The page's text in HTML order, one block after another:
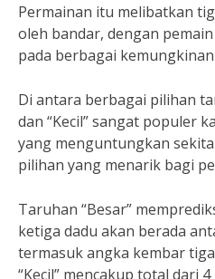
Permainan itu melibatkan
oleh bandar, dengan
pada berbagai
Di antara berbagai pilihan
dan “Kecil” sangat populer
yang menguntungkan
pilihan yang menarik bagi
Taruhan “Besar”
ketiga dadu akan berada
termasuk angka kembar
“Kecil” mencakup total dari